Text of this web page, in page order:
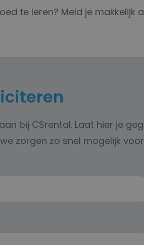
te leren? Meld je makkelijk
bij CSrental. Laat hier je
zorgen zo snel mogelijk